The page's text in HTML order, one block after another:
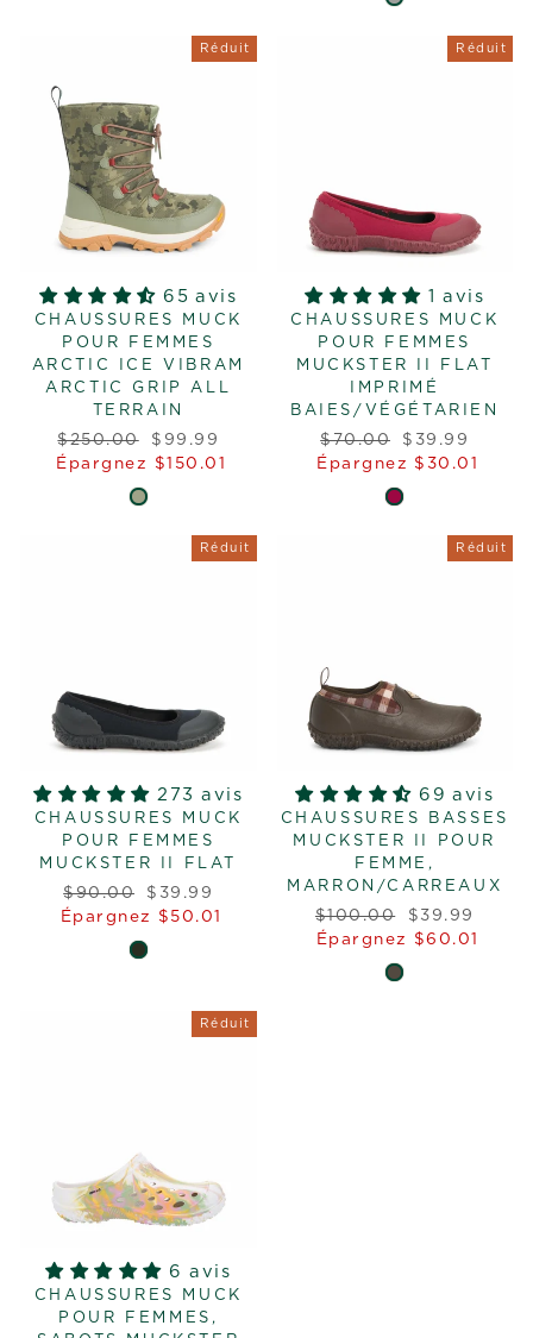
Réduit
65 avis
CHAUSSURES MUCK
POUR FEMMES
ARCTIC ICE VIBRAM
ARCTIC GRIP ALL
TERRAIN
Prix
régulier
$250.00
Prix
réduit
$99.99
Épargnez $150.01
Réduit
1 avis
CHAUSSURES MUCK
POUR FEMMES
MUCKSTER II FLAT
IMPRIMÉ
BAIES/VÉGÉTARIEN
Prix
régulier
$70.00
Prix
réduit
$39.99
Épargnez $30.01
Réduit
273 avis
CHAUSSURES MUCK
POUR FEMMES
MUCKSTER II FLAT
Prix
régulier
$90.00
Prix
réduit
$39.99
Épargnez $50.01
Réduit
69 avis
CHAUSSURES BASSES
MUCKSTER II POUR
FEMME,
MARRON/CARREAUX
Prix
régulier
$100.00
Prix
réduit
$39.99
Épargnez $60.01
Réduit
6 avis
CHAUSSURES MUCK
POUR FEMMES,